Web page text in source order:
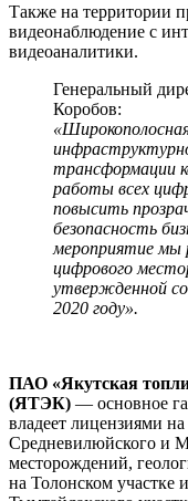
Также на территории
видеонаблюдение с
видеоаналитики.
Генеральный
Коробов:
трансформации
работы всех
повысить
безопасность
мероприятие мы
цифрового
утвержденной
2020 году».
ПАО «Якутская
(ЯТЭК) — основное
владеет лицензиями
Средневилюйского и
месторождений,
на Толонском участке